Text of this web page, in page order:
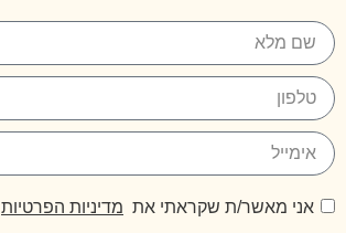
אני מאשר/ת שקראתי את מדיניות הפרטיות